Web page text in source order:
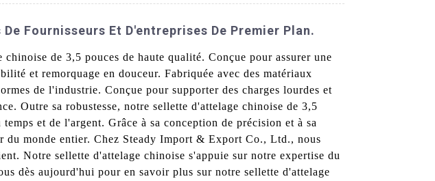
Fournisseurs Et D'entreprises De Premier Plan.
de 3,5 pouces de haute qualité. Conçue pour assurer une
et remorquage en douceur. Fabriquée avec des matériaux
de l'industrie. Conçue pour supporter des charges lourdes et
Outre sa robustesse, notre sellette d'attelage chinoise de 3,5
et de l'argent. Grâce à sa conception de précision et à sa
monde entier. Chez Steady Import & Export Co., Ltd., nous
Notre sellette d'attelage chinoise s'appuie sur notre expertise du
dès aujourd'hui pour en savoir plus sur notre sellette d'attelage